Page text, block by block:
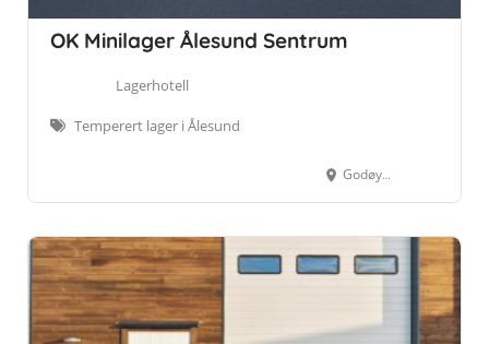
OK Minilager Ålesund Sentrum
Lagerhotell
Temperert lager i Ålesund
Godøygata 8, 6005 Ålesund